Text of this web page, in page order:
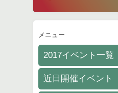
メニュー
2017イベント一覧
近日開催イベント